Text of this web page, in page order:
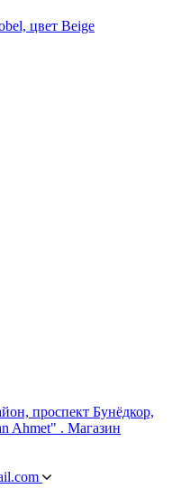
цвет Beige
проспект Бунёдкор,
Ahmet" . Магазин